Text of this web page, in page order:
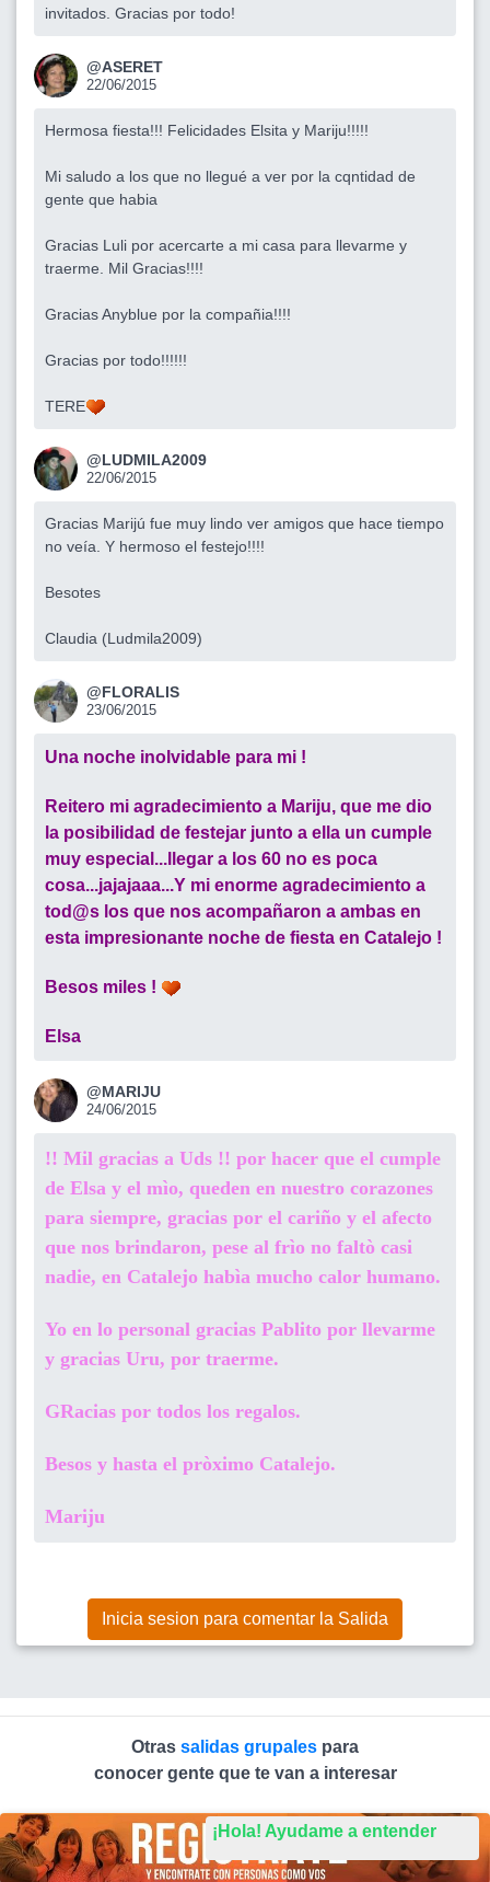
¡Hola! Ayudame a entender
invitados. Gracias por todo!
@ASERET
22/06/2015
Hermosa fiesta!!! Felicidades Elsita y Mariju!!!!!
Mi saludo a los que no llegué a ver por la cqntidad de
gente que habia
Gracias Luli por acercarte a mi casa para llevarme y
traerme. Mil Gracias!!!!
Gracias Anyblue por la compañia!!!!
Gracias por todo!!!!!!
TERE
@LUDMILA2009
22/06/2015
Gracias Marijú fue muy lindo ver amigos que hace tiempo
no veía. Y hermoso el festejo!!!!
Besotes
Claudia (Ludmila2009)
@FLORALIS
23/06/2015
Una noche inolvidable para mi !
Reitero mi agradecimiento a Mariju, que me dio
la posibilidad de festejar junto a ella un cumple
muy especial...llegar a los 60 no es poca
cosa...jajajaaa...Y mi enorme agradecimiento a
tod@s los que nos acompañaron a ambas en
esta impresionante noche de fiesta en Catalejo !
Besos miles !
Elsa
@MARIJU
24/06/2015
!! Mil gracias a Uds !! por hacer que el cumple
de Elsa y el mìo, queden en nuestro corazones
para siempre, gracias por el cariño y el afecto
que nos brindaron, pese al frìo no faltò casi
nadie, en Catalejo habìa mucho calor humano.
Yo en lo personal gracias Pablito por llevarme
y gracias Uru, por traerme.
GRacias por todos los regalos.
Besos y hasta el pròximo Catalejo.
Mariju
Inicia sesion para comentar la Salida
Otras salidas grupales para
conocer gente que te van a interesar